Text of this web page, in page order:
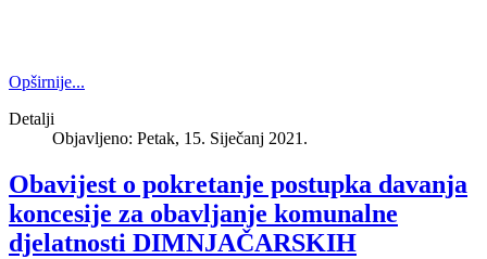
Opširnije...
Detalji
Objavljeno: Petak, 15. Siječanj 2021.
Obavijest o pokretanje postupka davanja
koncesije za obavljanje komunalne
djelatnosti DIMNJAČARSKIH